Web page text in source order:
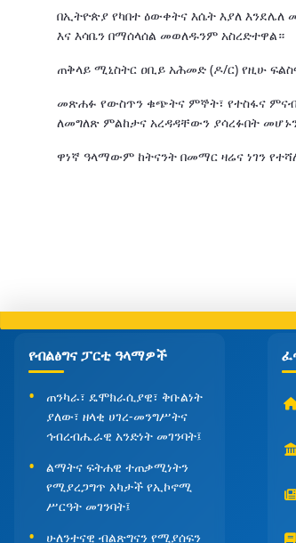
በኢትዮጵያ የካበተ ዕውቀትና እሴት እያለ
እና እሳቤን በማሰላሰል መወለዱንም አስረድተዋል።
ጠቅላይ ሚኒስትር ዐቢይ አሕመድ (ዶ/ር) የዚሁ
መጽሐፉ የውስጥን ቁጭትና ምኞት፣ የተስፋና ምናብ
ለመግለጽ ምልከታና አረዳዳቸውን ያሳረፉበት
ዋነኛ ዓላማውም ከትናንት በመማር ዛሬና ነገን
የብልፅግና ፓርቲ ዓላማዎች
ጠንካራ፣ ዴሞክራሲያዊ፣ ቅቡልነት
ያለው፣ ዘላቂ ሀገረ-መንግሥትና
ኅብረብሔራዊ አንድነት መገንባት፤
ልማትና ፍትሐዊ ተጠቃሚነትን
የሚያረጋግጥ አካታች የኢኮኖሚ
ሥርዓት መገንባት፤
ሁለንተናዊ ብልጽግናን የሚያሰፍን